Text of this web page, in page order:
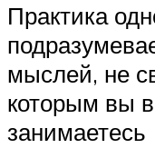
Практика
мыслей, не
которым вы
занимаетесь